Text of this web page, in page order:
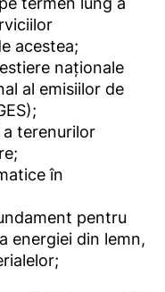
acestea;
naționale
al emisiilor de
terenurilor
în
pentru
energiei din lemn,